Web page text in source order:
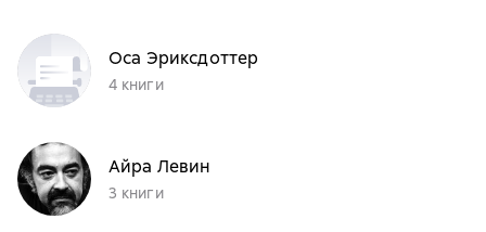
Оса Эриксдоттер
4 книги
Айра Левин
3 книги